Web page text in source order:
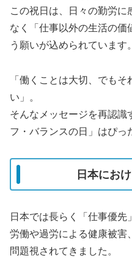
この祝日は、日々の勤労
なく「仕事以外の生活の価
う願いが込められています。
「働くことは大切、でも
い」。
そんなメッセージを再認識
フ・バランスの日」はぴっ
日本にお
日本では長らく「仕事優先
労働や過労による健康被害
問題視されてきました。